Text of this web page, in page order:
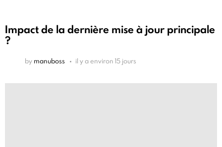
Impact de la dernière mise à jour principale
?
by manuboss il y a environ 15 jours